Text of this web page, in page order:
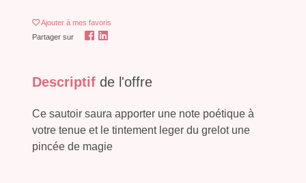
Ajouter à mes favoris
Partager sur
Descriptif de l'offre
Ce sautoir saura apporter une note poétique à
votre tenue et le tintement leger du grelot une
pincée de magie